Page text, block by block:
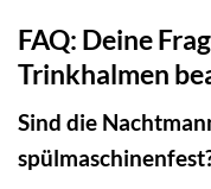
FAQ: Deine
Trinkhalmen
Sind die